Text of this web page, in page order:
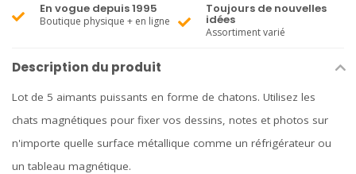
En vogue depuis 1995
Boutique physique + en ligne
Toujours de nouvelles
idées
Assortiment varié
Description du produit
Lot de 5 aimants puissants en forme de chatons. Utilisez les
chats magnétiques pour fixer vos dessins, notes et photos sur
n'importe quelle surface métallique comme un réfrigérateur ou
un tableau magnétique.